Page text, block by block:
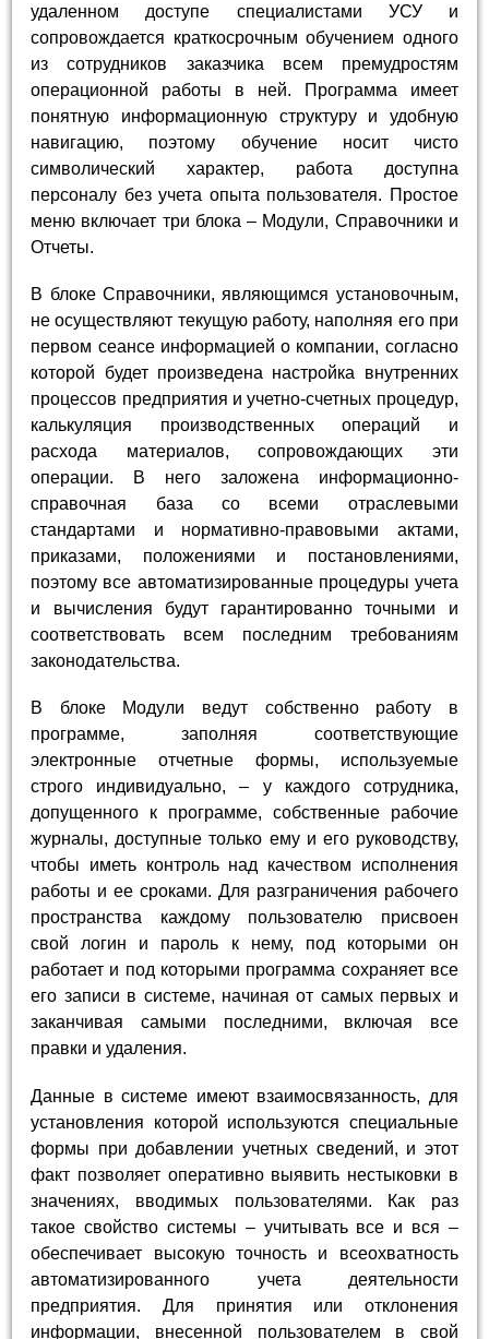
удаленном доступе специалистами УСУ и
сопровождается краткосрочным обучением одного
из сотрудников заказчика всем премудростям
операционной работы в ней. Программа имеет
понятную информационную структуру и удобную
навигацию, поэтому обучение носит чисто
символический характер, работа доступна
персоналу без учета опыта пользователя. Простое
меню включает три блока – Модули, Справочники и
Отчеты.
В блоке Справочники, являющимся установочным,
не осуществляют текущую работу, наполняя его при
первом сеансе информацией о компании, согласно
которой будет произведена настройка внутренних
процессов предприятия и учетно-счетных процедур,
калькуляция производственных операций и
расхода материалов, сопровождающих эти
операции. В него заложена информационно-
справочная база со всеми отраслевыми
стандартами и нормативно-правовыми актами,
приказами, положениями и постановлениями,
поэтому все автоматизированные процедуры учета
и вычисления будут гарантированно точными и
соответствовать всем последним требованиям
законодательства.
В блоке Модули ведут собственно работу в
программе, заполняя соответствующие
электронные отчетные формы, используемые
строго индивидуально, – у каждого сотрудника,
допущенного к программе, собственные рабочие
журналы, доступные только ему и его руководству,
чтобы иметь контроль над качеством исполнения
работы и ее сроками. Для разграничения рабочего
пространства каждому пользователю присвоен
свой логин и пароль к нему, под которыми он
работает и под которыми программа сохраняет все
его записи в системе, начиная от самых первых и
заканчивая самыми последними, включая все
правки и удаления.
Данные в системе имеют взаимосвязанность, для
установления которой используются специальные
формы при добавлении учетных сведений, и этот
факт позволяет оперативно выявить нестыковки в
значениях, вводимых пользователями. Как раз
такое свойство системы – учитывать все и вся –
обеспечивает высокую точность и всеохватность
автоматизированного учета деятельности
предприятия. Для принятия или отклонения
информации, внесенной пользователем в свой